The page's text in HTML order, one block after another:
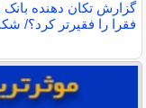
گزارش تکان‌ دهنده بانک
فقرا را فقیرتر کرد؟/ شکاف ۱۵ درصدی تورم میان